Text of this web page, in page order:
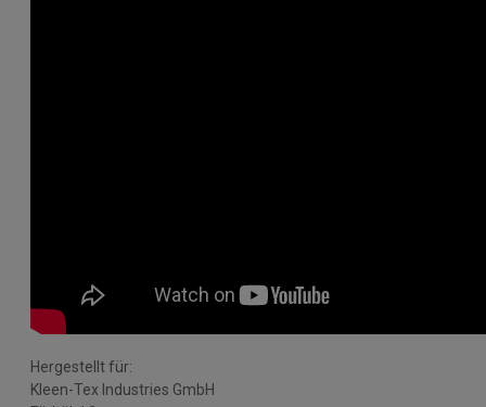
Hergestellt für:
Kleen-Tex Industries GmbH